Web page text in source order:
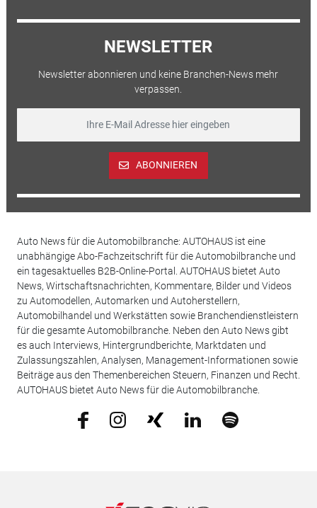
NEWSLETTER
Newsletter abonnieren und keine Branchen-News mehr
verpassen.
ABONNIEREN
Auto News für die Automobilbranche: AUTOHAUS ist eine
unabhängige Abo-Fachzeitschrift für die Automobilbranche und
ein tagesaktuelles B2B-Online-Portal. AUTOHAUS bietet Auto
News, Wirtschaftsnachrichten, Kommentare, Bilder und Videos
zu Automodellen, Automarken und Autoherstellern,
Automobilhandel und Werkstätten sowie Branchendienstleistern
für die gesamte Automobilbranche. Neben den Auto News gibt
es auch Interviews, Hintergrundberichte, Marktdaten und
Zulassungszahlen, Analysen, Management-Informationen sowie
Beiträge aus den Themenbereichen Steuern, Finanzen und Recht.
AUTOHAUS bietet Auto News für die Automobilbranche.